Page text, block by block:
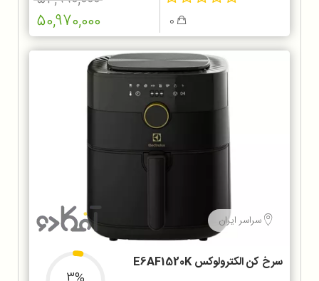
50,970,000
سراسر ایران
سرخ کن الکترولوکس E6AF1520K